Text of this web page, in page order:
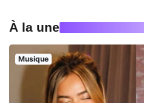
À la une
Musique